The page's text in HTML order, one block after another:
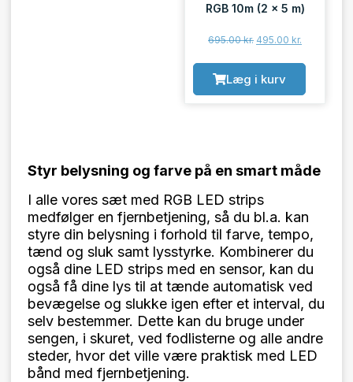
RGB 10m (2 x 5 m)
695.00kr. 495.00 kr.
Læg i kurv
Styr belysning og farve på en smart måde
I alle vores sæt med RGB LED strips
medfølger en fjernbetjening, så du bl.a. kan
styre din belysning i forhold til farve, tempo,
tænd og sluk samt lysstyrke. Kombinerer du
også dine LED strips med en sensor, kan du
også få dine lys til at tænde automatisk ved
bevægelse og slukke igen efter et interval, du
selv bestemmer. Dette kan du bruge under
sengen, i skuret, ved fodlisterne og alle andre
steder, hvor det ville være praktisk med LED
bånd med fjernbetjening.